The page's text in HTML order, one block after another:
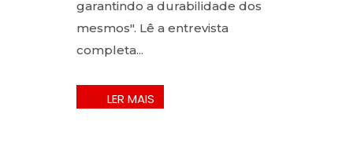
garantindo a durabilidade dos
mesmos". Lê a entrevista
completa...